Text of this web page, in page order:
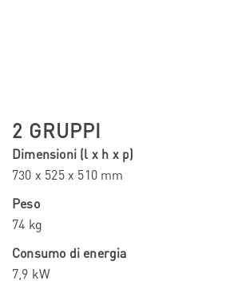
2 GRUPPI
Dimensioni (l x h x p)
730 x 525 x 510 mm
Peso
74 kg
Consumo di energia
7,9 kW